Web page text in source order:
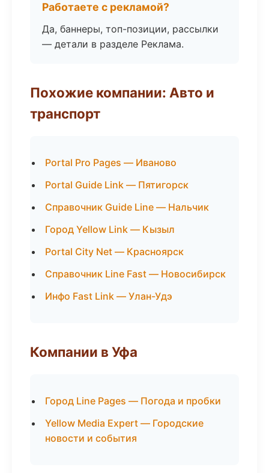
Работаете с рекламой?
Да, баннеры, топ-позиции, рассылки
— детали в разделе Реклама.
Похожие компании: Авто и
транспорт
Portal Pro Pages — Иваново
Portal Guide Link — Пятигорск
Справочник Guide Line — Нальчик
Город Yellow Link — Кызыл
Portal City Net — Красноярск
Справочник Line Fast — Новосибирск
Инфо Fast Link — Улан-Удэ
Компании в Уфа
Город Line Pages — Погода и пробки
Yellow Media Expert — Городские
новости и события